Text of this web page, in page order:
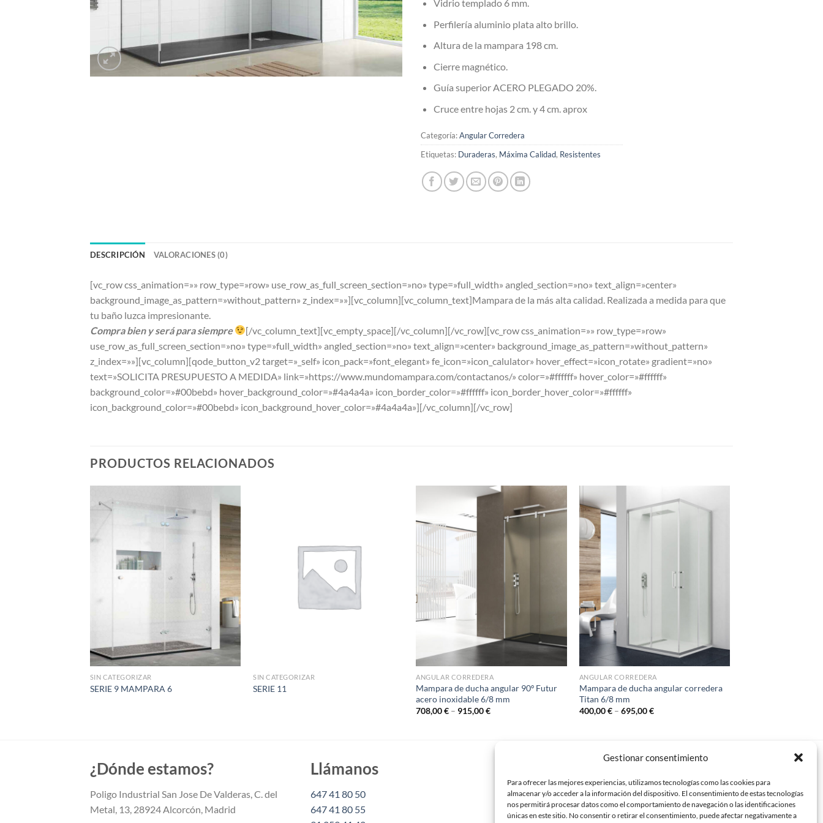
Gestionar consentimiento
Para ofrecer las mejores experiencias, utilizamos tecnologías como las cookies para
almacenar y/o acceder a la información del dispositivo. El consentimiento de estas tecnologías
nos permitirá procesar datos como el comportamiento de navegación o las identificaciones
únicas en este sitio. No consentir o retirar el consentimiento, puede afectar negativamente a
Vidrio templado 6 mm.
Perfilería aluminio plata alto brillo.
Altura de la mampara 198 cm.
Cierre magnético.
Guía superior ACERO PLEGADO 20%.
Cruce entre hojas 2 cm. y 4 cm. aprox
Categoría:Angular Corredera
Etiquetas: Duraderas, Máxima Calidad, Resistentes
DESCRIPCIÓN VALORACIONES (0)
[vc_row css_animation=»» row_type=»row» use_row_as_full_screen_section=»no» type=»full_width» angled_section=»no» text_align=»center»
background_image_as_pattern=»without_pattern» z_index=»»][vc_column][vc_column_text]Mampara de la más alta calidad. Realizada a medida para que
tu baño luzca impresionante.
Compra bien y será para siempre
[/vc_column_text][vc_empty_space][/vc_column][/vc_row][vc_row css_animation=»» row_type=»row»
use_row_as_full_screen_section=»no» type=»full_width» angled_section=»no» text_align=»center» background_image_as_pattern=»without_pattern»
z_index=»»][vc_column][qode_button_v2 target=»_self» icon_pack=»font_elegant» fe_icon=»icon_calulator» hover_effect=»icon_rotate» gradient=»no»
text=»SOLICITA PRESUPUESTO A MEDIDA» link=»https://www.mundomampara.com/contactanos/» color=»#ffffff» hover_color=»#ffffff»
background_color=»#00bebd» hover_background_color=»#4a4a4a» icon_border_color=»#ffffff» icon_border_hover_color=»#ffffff»
icon_background_color=»#00bebd» icon_background_hover_color=»#4a4a4a»][/vc_column][/vc_row]
PRODUCTOS RELACIONADOS
SIN CATEGORIZAR
SERIE 9 MAMPARA 6
SIN CATEGORIZAR
SERIE 11
ANGULAR CORREDERA
Mampara de ducha angular 90º Futur
acero inoxidable 6/8 mm
708,00€ – 915,00€
ANGULAR CORREDERA
Mampara de ducha angular corredera
Titan 6/8 mm
400,00€– 695,00€
¿Dónde estamos?
Poligo Industrial San Jose De Valderas, C. del
Metal, 13, 28924 Alcorcón, Madrid
Llámanos
647 41 80 50
647 41 80 55
info@mundomampara.com